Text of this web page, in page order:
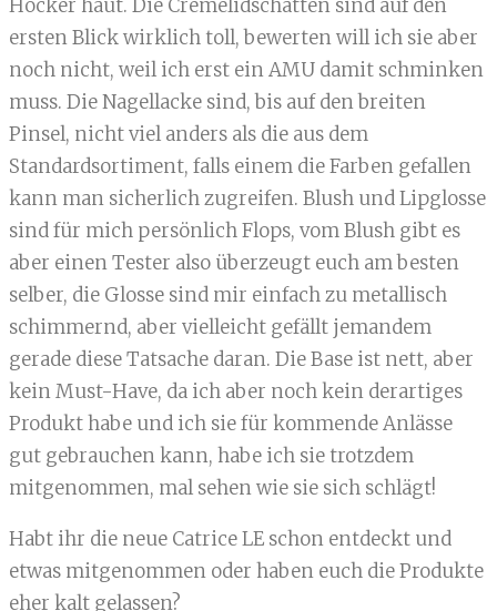
Hocker haut. Die Cremelidschatten sind auf den
ersten Blick wirklich toll, bewerten will ich sie aber
noch nicht, weil ich erst ein AMU damit schminken
muss. Die Nagellacke sind, bis auf den breiten
Pinsel, nicht viel anders als die aus dem
Standardsortiment, falls einem die Farben gefallen
kann man sicherlich zugreifen. Blush und Lipglosse
sind für mich persönlich Flops, vom Blush gibt es
aber einen Tester also überzeugt euch am besten
selber, die Glosse sind mir einfach zu metallisch
schimmernd, aber vielleicht gefällt jemandem
gerade diese Tatsache daran. Die Base ist nett, aber
kein Must-Have, da ich aber noch kein derartiges
Produkt habe und ich sie für kommende Anlässe
gut gebrauchen kann, habe ich sie trotzdem
mitgenommen, mal sehen wie sie sich schlägt!
Habt ihr die neue Catrice LE schon entdeckt und
etwas mitgenommen oder haben euch die Produkte
eher kalt gelassen?